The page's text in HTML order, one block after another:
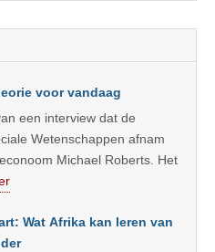
voor vandaag
een interview dat de
Wetenschappen afnam
Michael Roberts. Het
Wat Afrika kan leren van